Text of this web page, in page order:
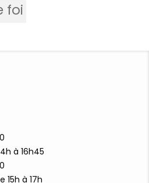
foi
à 16h45
15h à 17h